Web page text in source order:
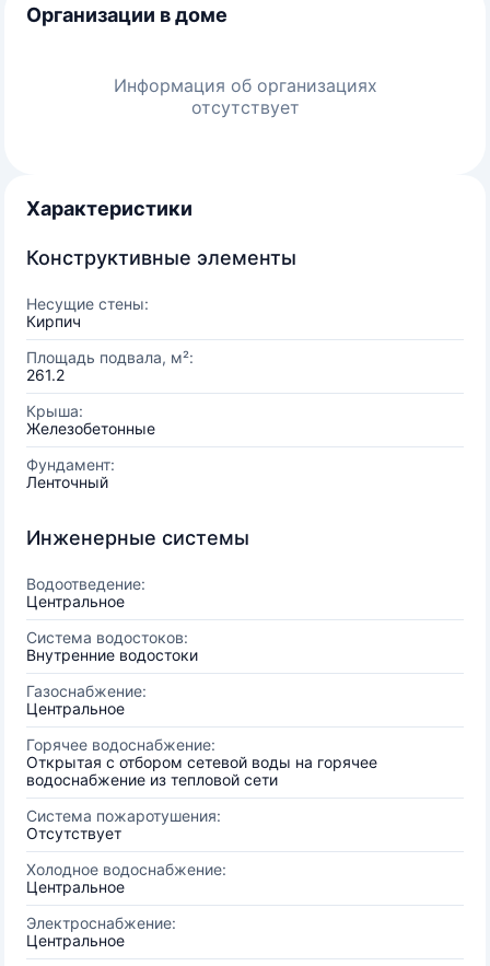
Организации в доме
Информация об организациях
отсутствует
Характеристики
Конструктивные элементы
Несущие стены:
Кирпич
Площадь подвала, м²:
261.2
Крыша:
Железобетонные
Фундамент:
Ленточный
Инженерные системы
Водоотведение:
Центральное
Система водостоков:
Внутренние водостоки
Газоснабжение:
Центральное
Горячее водоснабжение:
Открытая с отбором сетевой воды на горячее
водоснабжение из тепловой сети
Система пожаротушения:
Отсутствует
Холодное водоснабжение:
Центральное
Электроснабжение:
Центральное